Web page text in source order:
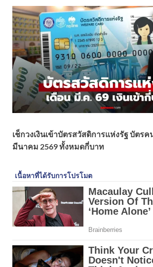
เช็กวงเงินเข้าบัตรสวัสดิการแห่งรัฐ บัตรค
มีนาคม 2569 ทั้งหมดกี่บาท